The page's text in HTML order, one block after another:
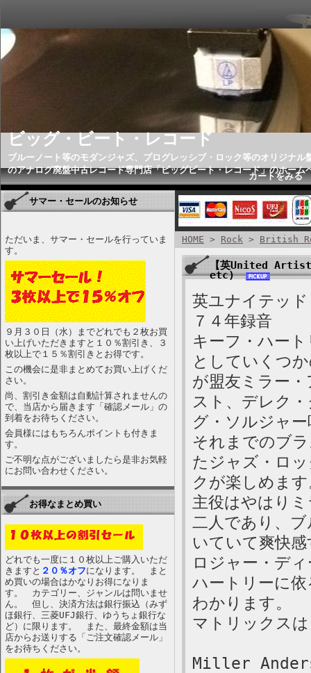
ビッグ・ビート・レコード
ブルーノート等のモダンジャズ、プログレッシブ・ロック等のオリジナル
のアナログ廃盤中古レコード専門店「ビッグビート・レコード」のホーム
カートをみる
サマー・セールのお知らせ
ただいま、サマー・セールを行っていま
す。
９月３０日（水）までどれでも２枚お買
い上げいただきますと１０％割引き、３
枚以上で１５％割引きとお得です。
この機会に是非まとめてお買い上げくだ
さい。
尚、割引き金額は自動計算されませんの
で、当店から届きます「確認メール」の
到着をお待ちください。
会員様にはもちろんポイントも付きま
す。
ご不明な点がございましたら是非お気軽
にお問い合わせください。
お得なまとめ買い
どれでも一度に１０枚以上ご購入いただ
きますと ２０％オフになります。 まと
め買いの場合はかなりお得になりま
す。 カテゴリー、ジャンルは問いませ
ん。 但し、決済方法は銀行振込（みず
ほ銀行、三菱UFJ銀行、ゆうちょ銀行な
ど）に限ります。 また、最終金額は当
店からお送りする「ご注文確認メール」
をお待ちください。
HOME > Rock > British
【英United
etc)
英ユナイテッ
７４年録音
キーフ・ハー
としていくつ
が盟友ミラー
スト、デレク
グ・ソルジャ
それまでのブ
たジャズ・ロ
クが楽しめま
主役はやはり
二人であり、
いていて爽快
ロジャー・デ
ハートリーに
わかります。
マトリックス
Miller